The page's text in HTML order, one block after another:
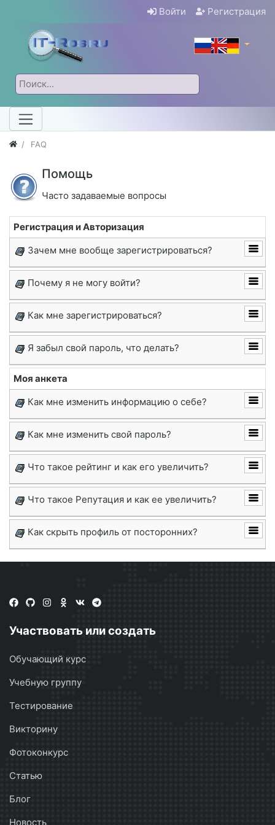
Войти Регистрация
FAQ
Помощь
Часто задаваемые вопросы
Регистрация и Авторизация
Зачем мне вообще зарегистрироваться?
Почему я не могу войти?
Как мне зарегистрироваться?
Я забыл свой пароль, что делать?
Моя анкета
Как мне изменить информацию о себе?
Как мне изменить свой пароль?
Что такое рейтинг и как его увеличить?
Что такое Репутация и как ее увеличить?
Как скрыть профиль от посторонних?
Участвовать или создать
Обучающий курс
Учебную группу
Тестирование
Викторину
Фотоконкурс
Статью
Блог
Новость